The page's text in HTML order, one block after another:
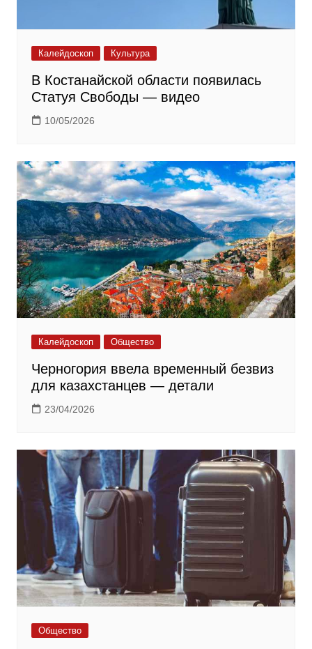
Калейдоскоп Культура
В Костанайской области появилась
Статуя Свободы — видео
10/05/2026
Калейдоскоп Общество
Черногория ввела временный безвиз
для казахстанцев — детали
23/04/2026
Общество